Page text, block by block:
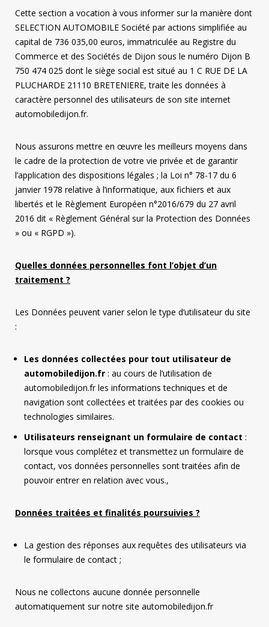
Cette section a vocation à vous informer sur la manière dont
SELECTION AUTOMOBILE Société par actions simplifiée au
capital de 736 035,00 euros, immatriculée au Registre du
Commerce et des Sociétés de Dijon sous le numéro Dijon B
750 474 025 dont le siège social est situé au 1 C RUE DE LA
PLUCHARDE 21110 BRETENIERE, traite les données à
caractère personnel des utilisateurs de son site internet
automobiledijon.fr.
Nous assurons mettre en œuvre les meilleurs moyens dans
le cadre de la protection de votre vie privée et de garantir
l’application des dispositions légales ; la Loi n° 78-17 du 6
janvier 1978 relative à l’informatique, aux fichiers et aux
libertés et le Règlement Européen n°2016/679 du 27 avril
2016 dit « Règlement Général sur la Protection des Données
» ou « RGPD »).
Quelles données personnelles font l’objet d’un
traitement ?
Les Données peuvent varier selon le type d’utilisateur du site
:
Les données collectées pour tout utilisateur de
automobiledijon.fr : au cours de l’utilisation de
automobiledijon.fr les informations techniques et de
navigation sont collectées et traitées par des cookies ou
technologies similaires.
Utilisateurs renseignant un formulaire de contact :
lorsque vous complétez et transmettez un formulaire de
contact, vos données personnelles sont traitées afin de
pouvoir entrer en relation avec vous.,
Données traitées et finalités poursuivies ?
La gestion des réponses aux requêtes des utilisateurs via
le formulaire de contact ;
Nous ne collectons aucune donnée personnelle
automatiquement sur notre site automobiledijon.fr